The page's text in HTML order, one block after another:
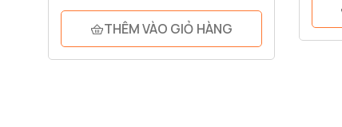
THÊM VÀO GIỎ HÀNG